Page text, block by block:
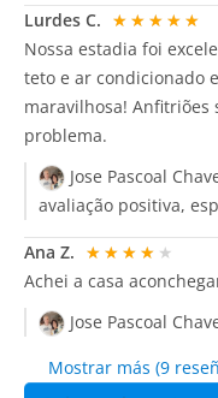
Lurdes C. ★★★★★
Nossa estadia foi
teto e ar condicionado
maravilhosa!
problema.
Jose Pascoal
avaliação positiva,
Ana Z. ★★★★★
Achei a casa
Jose Pascoal
Mostrar más (9